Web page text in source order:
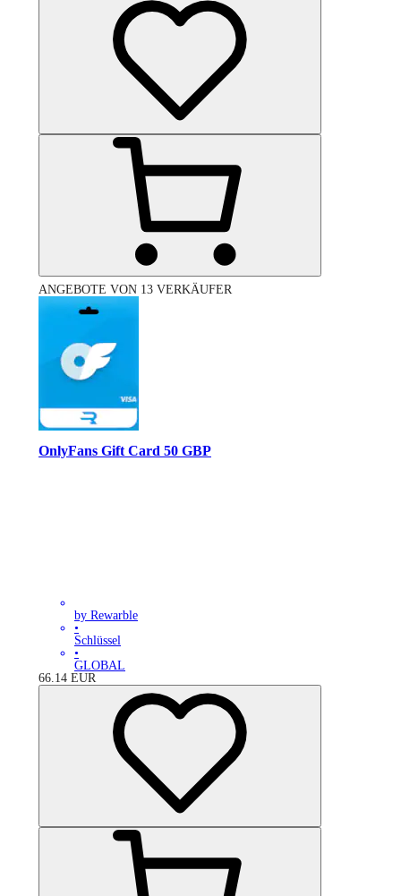
ANGEBOTE VON 13 VERKÄUFER
OnlyFans Gift Card 50 GBP
by Rewarble
•
Schlüssel
•
GLOBAL
66.14 EUR